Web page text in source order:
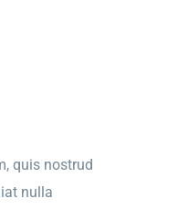
quis nostrud
nulla